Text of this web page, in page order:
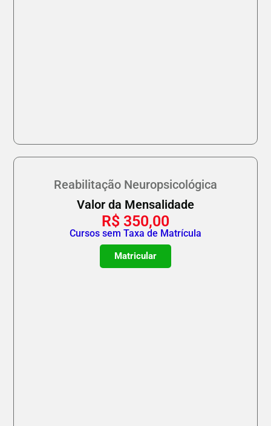
Reabilitação Neuropsicológica
Valor da Mensalidade
R$ 350,00
Cursos sem Taxa de Matrícula
Matricular